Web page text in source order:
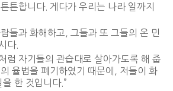
튼합니다. 게다가 우리는 나라 일까지
들과 화해하고, 그들과 또 그들의 온 민
다.
럼 자기들의 관습대로 살아가도록 해 줍
율법을 폐기하였기 때문에, 저들이 화
한 것입니다.”